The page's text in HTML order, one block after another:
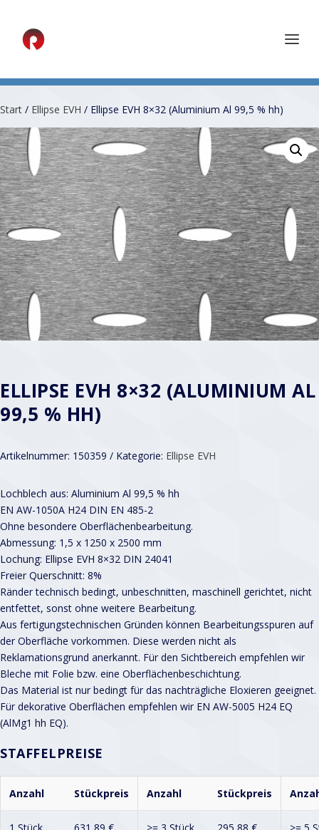
Start / Ellipse EVH / Ellipse EVH 8×32 (Aluminium Al 99,5 % hh)
ELLIPSE EVH 8×32 (ALUMINIUM AL
99,5 % HH)
Artikelnummer: 150359 Kategorie: Ellipse EVH
Lochblech aus: Aluminium Al 99,5 % hh
EN AW-1050A H24 DIN EN 485-2
Ohne besondere Oberflächenbearbeitung.
Abmessung: 1,5 x 1250 x 2500 mm
Lochung: Ellipse EVH 8×32 DIN 24041
Freier Querschnitt: 8%
Ränder technisch bedingt, unbeschnitten, maschinell gerichtet, nicht
entfettet, sonst ohne weitere Bearbeitung.
Aus fertigungstechnischen Gründen können Bearbeitungsspuren auf
der Oberfläche vorkommen. Diese werden nicht als
Reklamationsgrund anerkannt. Für den Sichtbereich empfehlen wir
Bleche mit Folie bzw. eine Oberflächenbeschichtung.
Das Material ist nur bedingt für das nachträgliche Eloxieren geeignet.
Für dekorative Oberflächen empfehlen wir EN AW-5005 H24 EQ
(AlMg1 hh EQ).
STAFFELPREISE
Anzahl Stückpreis Anzahl Stückpreis